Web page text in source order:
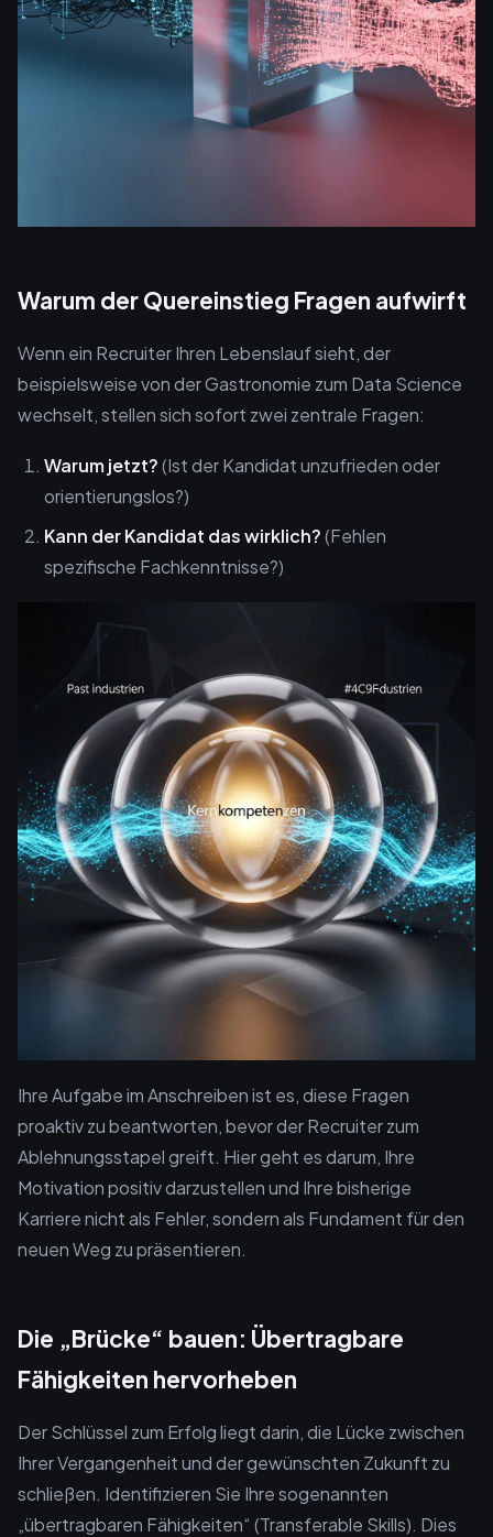
Warum der Quereinstieg Fragen aufwirft
Wenn ein Recruiter Ihren Lebenslauf sieht, der
beispielsweise von der Gastronomie zum Data Science
wechselt, stellen sich sofort zwei zentrale Fragen:
Warum jetzt?(Ist der Kandidat unzufrieden oder
orientierungslos?)
Kann der Kandidat das wirklich?(Fehlen
spezifische Fachkenntnisse?)
Ihre Aufgabe im Anschreiben ist es, diese Fragen
proaktiv zu beantworten, bevor der Recruiter zum
Ablehnungsstapel greift. Hier geht es darum, Ihre
Motivation positiv darzustellen und Ihre bisherige
Karriere nicht als Fehler, sondern als Fundament für den
neuen Weg zu präsentieren.
Die „Brücke“ bauen: Übertragbare
Fähigkeiten hervorheben
Der Schlüssel zum Erfolg liegt darin, die Lücke zwischen
Ihrer Vergangenheit und der gewünschten Zukunft zu
schließen. Identifizieren Sie Ihre sogenannten
„übertragbaren Fähigkeiten“ (Transferable Skills). Dies